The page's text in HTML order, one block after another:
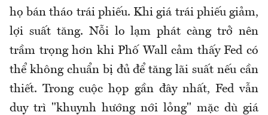
họ bán tháo trái phiếu. Khi giá trái phiếu giảm,
lợi suất tăng. Nỗi lo lạm phát càng trở nên
trầm trọng hơn khi Phố Wall cảm thấy Fed có
thể không chuẩn bị đủ để tăng lãi suất nếu cần
thiết. Trong cuộc họp gần đây nhất, Fed vẫn
duy trì "khuynh hướng nới lỏng" mặc dù giá